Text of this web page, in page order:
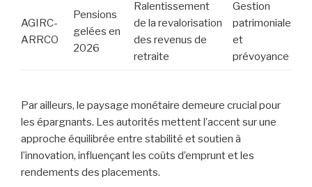
AGIRC-
ARRCO
Pensions
gelées en
2026
Ralentissement
de la revalorisation
des revenus de
retraite
Gestion
patrimoniale
et
prévoyance
Par ailleurs, le paysage monétaire demeure crucial pour
les épargnants. Les autorités mettent l’accent sur une
approche équilibrée entre stabilité et soutien à
l’innovation, influençant les coûts d’emprunt et les
rendements des placements.